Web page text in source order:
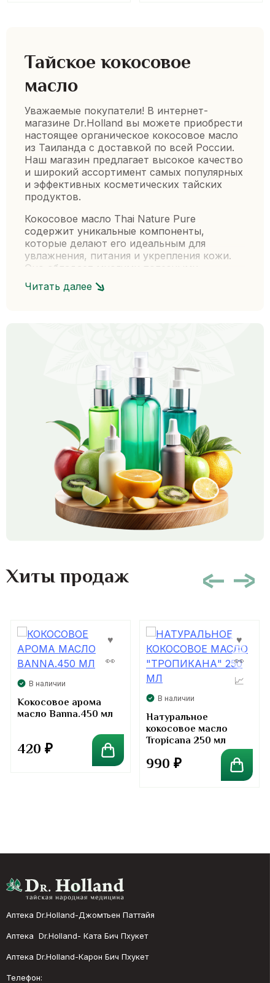
Тайское кокосовое
масло
Уважаемые покупатели! В интернет-
магазине Dr.Holland вы можете приобрести
настоящее органическое кокосовое масло
из Таиланда с доставкой по всей России.
Наш магазин предлагает высокое качество
и широкий ассортимент самых популярных
и эффективных косметических тайских
продуктов.
Кокосовое масло Thai Nature Pure
содержит уникальные компоненты,
которые делают его идеальным для
увлажнения, питания и укрепления кожи.
Оно обладает многими полезными
свойствами, такими как увлажняющее и
питательное действие, а также
его высокому содержанию
антиоксидантов и жирных кислот, оно
эффективно помогает при различных
проблемах с кожей, таких как акне,
сухость, высыпания и даже укрепляет
кости.
Купить кокосовое масло из Таиланда в
интернет-магазине Dr.Holland очень
просто. Просто оформите заказ на сайте,
выберите удобный способ оплаты и
получите ваше любимое средство для
ухода за кожей в самом лучшем качестве.
Также, не забудьте, что у нас всегда есть
специальные предложения, акции и
Thai Nature Pure с приятным ароматом и
облачить свою кожу в естественный и
ваша кожа будет благодарить вас каждый
день.
Читать далее
Хиты продаж
В наличии
Кокосовое арома
масло Banna.450 мл
420 ₽
В наличии
Натуральное
кокосовое масло
Tropicana 250 мл
990 ₽
Аптека Dr.Holland-Джомтьен Паттайя
Аптека Dr.Holland- Ката Бич Пхукет
Аптека Dr.Holland-Карон Бич Пхукет
Телефон: